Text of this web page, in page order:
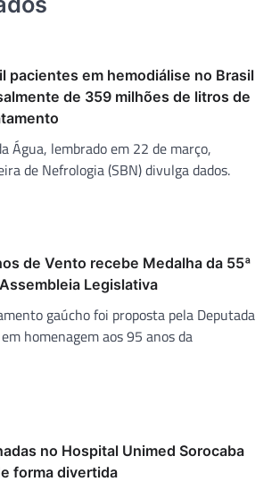
pacientes em hemodiálise no Brasil
de 359 milhões de litros de
Água, lembrado em 22 de março,
de Nefrologia (SBN) divulga dados.
de Vento recebe Medalha da 55ª
Legislativa
gaúcho foi proposta pela Deputada
homenagem aos 95 anos da
no Hospital Unimed Sorocaba
forma divertida